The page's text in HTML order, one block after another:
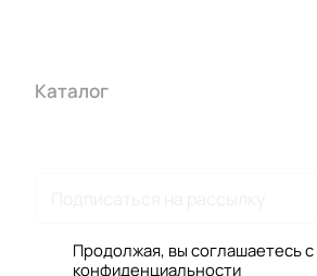
Каталог
Продолжая, вы соглашаетесь с
конфиденциальности